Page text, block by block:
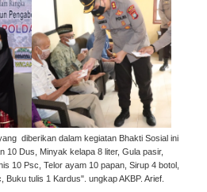
diberikan dalam kegiatan Bhakti Sosial ini
10 Dus, Minyak kelapa 8 liter, Gula pasir,
10 Psc, Telor ayam 10 papan, Sirup 4 botol,
tulis 1 Kardus". ungkap AKBP. Arief.